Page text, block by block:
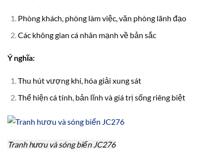
Phòng khách, phòng làm việc, văn phòng lãnh đạo
Các không gian cá nhân mạnh về bản sắc
Ý nghĩa:
Thu hút vượng khí, hóa giải xung sát
Thể hiện cá tính, bản lĩnh và giá trị sống riêng biệt
Tranh hươu và sóng biển JC276